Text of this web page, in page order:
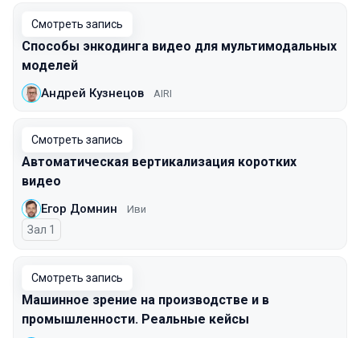
Смотреть запись
Способы энкодинга видео для мультимодальных
моделей
Андрей Кузнецов AIRI
Смотреть запись
Автоматическая вертикализация коротких
видео
Егор Домнин Иви
Зал 1
Смотреть запись
Машинное зрение на производстве и в
промышленности. Реальные кейсы